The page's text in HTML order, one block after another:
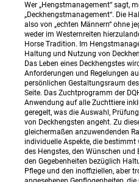
Wer „Hengstmanagement“ sagt,
„Deckhengstmanagement“. Die
also von „echten Männern“ ohne
weder im Westernreiten
Horse Tradition. Im
Haltung und Nutzung von
Das Leben eines Deckhengstes
Anforderungen und Regelungen
persönlichen Gestaltungsraum
Seite. Das Zuchtprogramm der
Anwendung auf alle Zuchttiere
geregelt, was die Auswahl,
von Deckhengsten angeht. Zu
gleichermaßen anzuwendenden
individuelle Aspekte, die bestimmt
des Hengstes, den Wünschen
den Gegebenheiten bezüglich
Pflege und den inoffiziellen, aber